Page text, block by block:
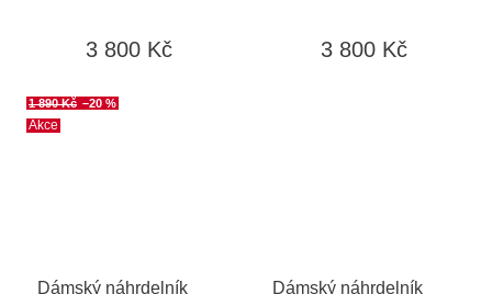
3 800 Kč 3 800 Kč
Akce
1 890 Kč –20 %
Dámský náhrdelník
Dámský náhrdelník